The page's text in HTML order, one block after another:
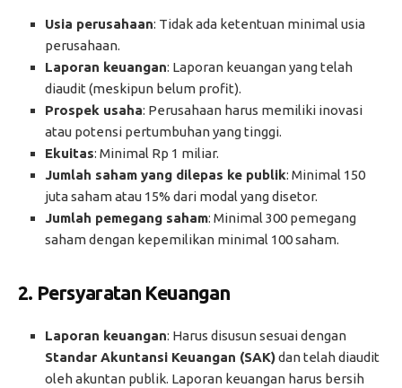
Usia perusahaan: Tidak ada ketentuan minimal usia
perusahaan.
Laporan keuangan: Laporan keuangan yang telah
diaudit (meskipun belum profit).
Prospek usaha: Perusahaan harus memiliki inovasi
atau potensi pertumbuhan yang tinggi.
Ekuitas: Minimal Rp 1 miliar.
Jumlah saham yang dilepas ke publik: Minimal 150
juta saham atau 15% dari modal yang disetor.
Jumlah pemegang saham: Minimal 300 pemegang
saham dengan kepemilikan minimal 100 saham.
2. Persyaratan Keuangan
Laporan keuangan: Harus disusun sesuai dengan
Standar Akuntansi Keuangan (SAK)dan telah diaudit
oleh akuntan publik. Laporan keuangan harus bersih